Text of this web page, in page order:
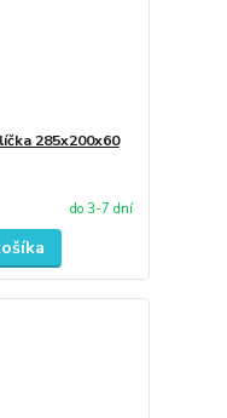
285x200x60
do 3-7 dní